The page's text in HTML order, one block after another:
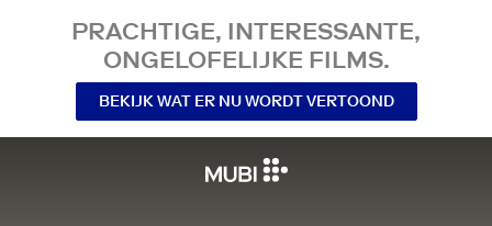
PRACHTIGE, INTERESSANTE,
ONGELOFELIJKE FILMS.
BEKIJK WAT ER NU WORDT VERTOOND